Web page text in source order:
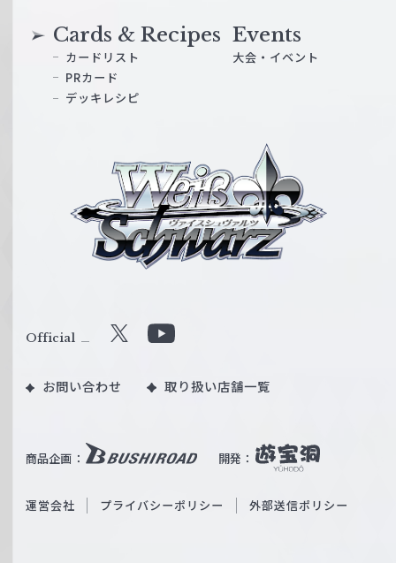
ス
ル
W
ß
c
Cards & Recipes
カードリスト
PRカード
デッキレシピ
Events
大会・イベント
商品企画： 開発：
Official X
u
b
O
お問い合わせ 取り扱い店舗一覧
運営会社 プライバシーポリシー 外部送信ポリシー